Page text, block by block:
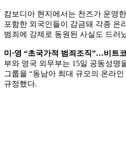
캄보디아 현지에서는 천즈가 운영
포함한 외국인들이 감금돼 각종 온
범죄에 강제로 동원된 사실도 드러
미·영 “초국가적 범죄조직”…비트
부와 영국 외무부는 15일 공동성명
그룹을 “동남아 최대 규모의 온라
규정했다.